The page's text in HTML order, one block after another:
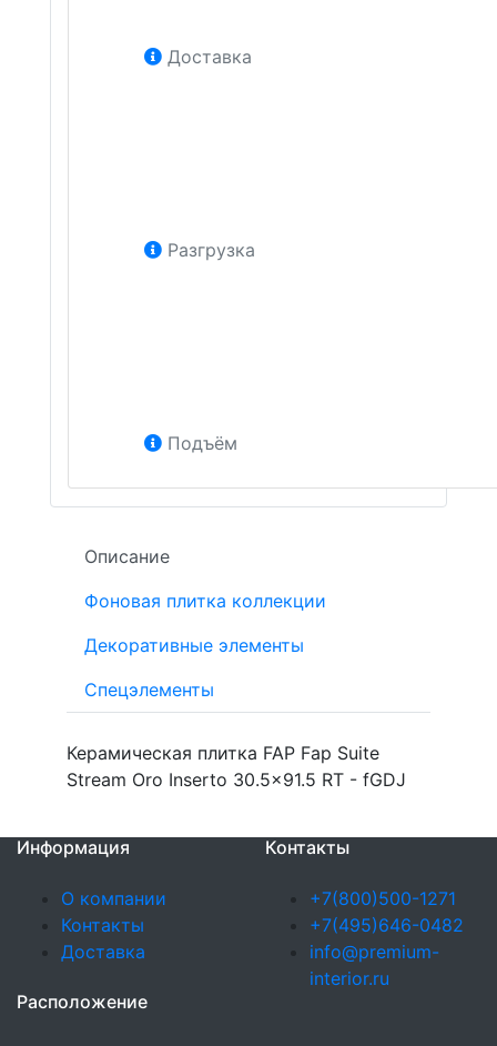
Доставка
Разгрузка
Подъём
Описание
Фоновая плитка коллекции
Декоративные элементы
Спецэлементы
Керамическая плитка FAP Fap Suite
Stream Oro Inserto 30.5x91.5 RT - fGDJ
Информация
О компании
Контакты
Доставка
Контакты
+7(800)500-1271
+7(495)646-0482
info@premium-
interior.ru
Расположение